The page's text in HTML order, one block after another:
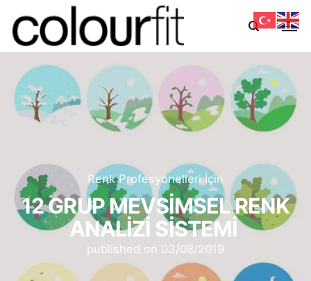
Renk Profesyonelleri İçin
12 GRUP MEVSİMSEL RENK
ANALİZİ SİSTEMİ
published on 03/08/2019